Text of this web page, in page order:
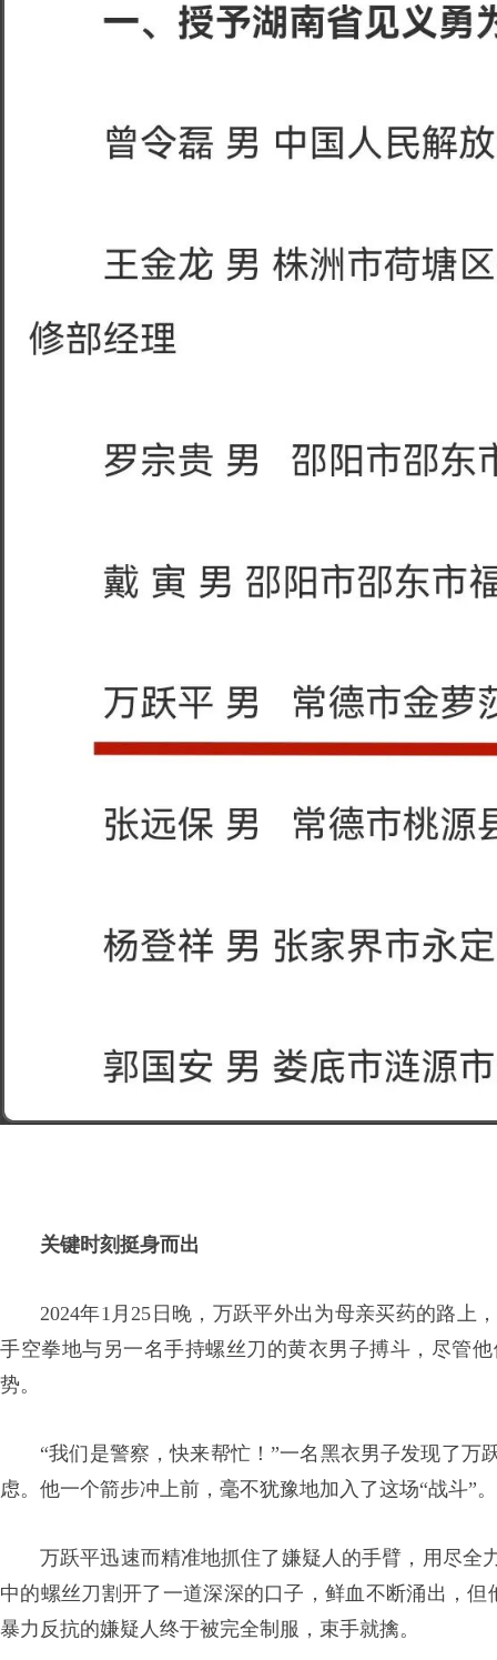
关键时刻挺身而出
2024年1月25日晚，万跃平外出为母亲买药的路上
手空拳地与另一名手持螺丝刀的黄衣男子搏斗，尽管
势。
“我们是警察，快来帮忙！”一名黑衣男子发现了
虑。他一个箭步冲上前，毫不犹豫地加入了这场“战斗”。
万跃平迅速而精准地抓住了嫌疑人的手臂，用尽全
中的螺丝刀割开了一道深深的口子，鲜血不断涌出，
暴力反抗的嫌疑人终于被完全制服，束手就擒。